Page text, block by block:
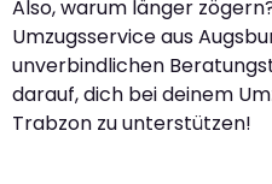
Also, warum länger
Umzugsservice aus
unverbindlichen
darauf, dich bei deinem
Trabzon zu unterstützen!